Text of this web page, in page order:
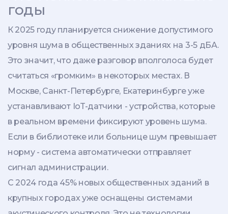
годы
К 2025 году планируется снижение допустимого
уровня шума в общественных зданиях на 3-5 дБА.
Это значит, что даже разговор вполголоса будет
считаться «громким» в некоторых местах. В
Москве, Санкт-Петербурге, Екатеринбурге уже
устанавливают IoT-датчики - устройства, которые
в реальном времени фиксируют уровень шума.
Если в библиотеке или больнице шум превышает
норму - система автоматически отправляет
сигнал администрации.
С 2024 года 45% новых общественных зданий в
крупных городах уже оснащены системами